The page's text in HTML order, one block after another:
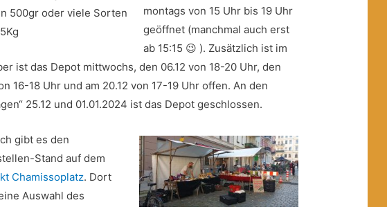
500gr oder viele Sorten
montags von 15 Uhr bis 19 Uhr
geöffnet (manchmal auch erst
ab 15:15 😉 ). Zusätzlich ist im
ist das Depot mittwochs, den 06.12 von 18-20 Uhr, den
16-18 Uhr und am 20.12 von 17-19 Uhr offen. An den
25.12 und 01.01.2024 ist das Depot geschlossen.
gibt es den
Stand auf dem
Chamissoplatz. Dort
Auswahl des